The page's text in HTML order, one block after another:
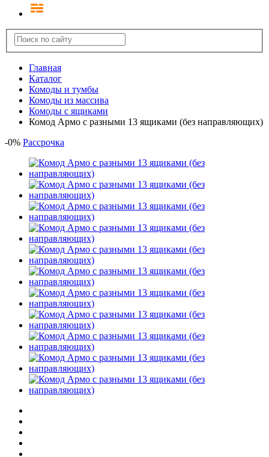
Главная
Каталог
Комоды и тумбы
Комоды из массива
Комоды с ящиками
Комод Армо с разными 13 ящиками (без направляющих)
-0% Рассрочка